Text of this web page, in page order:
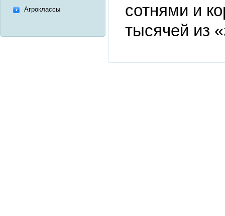
Агроклассы
сотнями и
тысячей из